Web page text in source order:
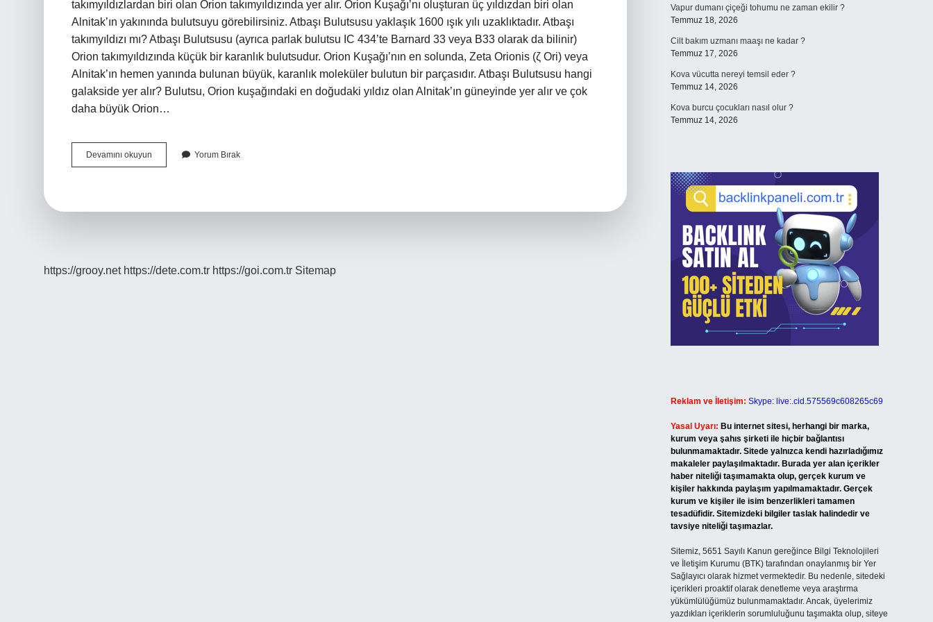
takımyıldızlardan biri olan Orion takımyıldızında yer alır. Orion Kuşağı’nı oluşturan üç yıldızdan biri olan
Alnitak’ın yakınında bulutsuyu görebilirsiniz. Atbaşı Bulutsusu yaklaşık 1600 ışık yılı uzaklıktadır. Atbaşı
takımyıldızı mı? Atbaşı Bulutsusu (ayrıca parlak bulutsu IC 434’te Barnard 33 veya B33 olarak da bilinir)
Orion takımyıldızında küçük bir karanlık bulutsudur. Orion Kuşağı’nın en solunda, Zeta Orionis (ζ Ori) veya
Alnitak’ın hemen yanında bulunan büyük, karanlık moleküler bulutun bir parçasıdır. Atbaşı Bulutsusu hangi
galakside yer alır? Bulutsu, Orion kuşağındaki en doğudaki yıldız olan Alnitak’ın güneyinde yer alır ve çok
daha büyük Orion…
Devamını okuyun
Bulutsusu
Yorum Bırak
https://grooy.net https://dete.com.tr https://goi.com.tr Sitemap
Vapur dumanı çiçeği tohumu ne zaman ekilir ?
Temmuz 18, 2026
Cilt bakım uzmanı maaşı ne kadar ?
Temmuz 17, 2026
Kova vücutta nereyi temsil eder ?
Temmuz 14, 2026
Kova burcu çocukları nasıl olur ?
Temmuz 14, 2026
Reklam ve İletişim: Skype: live:.cid.575569c608265c69
Yasal Uyarı: Bu internet sitesi, herhangi bir marka,
kurum veya şahıs şirketi ile hiçbir bağlantısı
bulunmamaktadır. Sitede yalnızca kendi hazırladığımız
makaleler paylaşılmaktadır. Burada yer alan içerikler
haber niteliği taşımamakta olup, gerçek kurum ve
kişiler hakkında paylaşım yapılmamaktadır. Gerçek
kurum ve kişiler ile isim benzerlikleri tamamen
tesadüfidir. Sitemizdeki bilgiler taslak halindedir ve
tavsiye niteliği taşımazlar.
Sitemiz, 5651 Sayılı Kanun gereğince Bilgi Teknolojileri
ve İletişim Kurumu (BTK) tarafından onaylanmış bir Yer
Sağlayıcı olarak hizmet vermektedir. Bu nedenle, sitedeki
içerikleri proaktif olarak denetleme veya araştırma
yükümlülüğümüz bulunmamaktadır. Ancak, üyelerimiz
yazdıkları içeriklerin sorumluluğunu taşımakta olup, siteye